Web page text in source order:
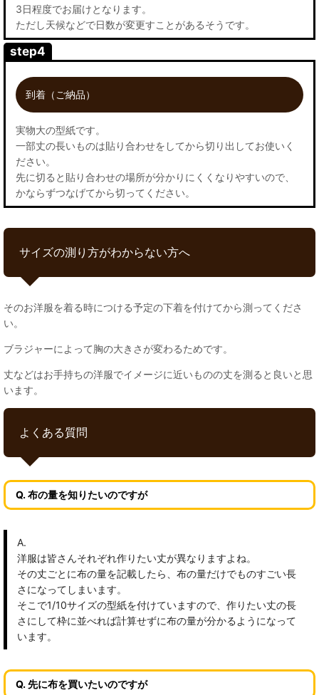
3日程度でお届けとなります。
ただし天候などで日数が変更すことがあるそうです。
step4
到着（ご納品）
実物大の型紙です。
一部丈の長いものは貼り合わせをしてから切り出してお使いく
ださい。
先に切ると貼り合わせの場所が分かりにくくなりやすいので、
かならずつなげてから切ってください。
サイズの測り方がわからない方へ
そのお洋服を着る時につける予定の下着を付けてから測ってくださ
い。
ブラジャーによって胸の大きさが変わるためです。
丈などはお手持ちの洋服でイメージに近いものの丈を測ると良いと思
います。
よくある質問
Q. 布の量を知りたいのですが
A.
洋服は皆さんそれぞれ作りたい丈が異なりますよね。
その丈ごとに布の量を記載したら、布の量だけでものすごい長
さになってしまいます。
そこで1/10サイズの型紙を付けていますので、作りたい丈の長
さにして枠に並べれば計算せずに布の量が分かるようになって
います。
Q. 先に布を買いたいのですが